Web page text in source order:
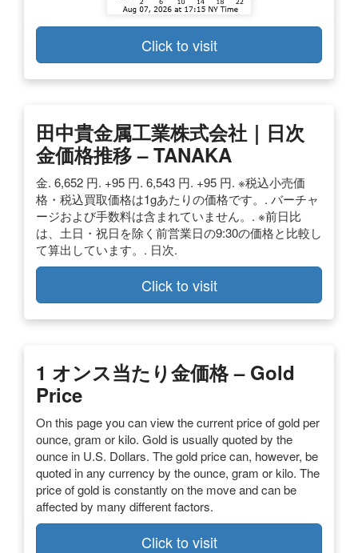
Click to visit
田中貴金属工業株式会社｜日次
金価格推移 – TANAKA
金. 6,652 円. +95 円. 6,543 円. +95 円. ※税込小売価
格・税込買取価格は1gあたりの価格です。. バーチャ
ージおよび手数料は含まれていません。. ※前日比
は、土日・祝日を除く前営業日の9:30の価格と比較し
て算出しています。. 日次.
Click to visit
1 オンス当たり金価格 – Gold
Price
On this page you can view the current price of gold per
ounce, gram or kilo. Gold is usually quoted by the
ounce in U.S. Dollars. The gold price can, however, be
quoted in any currency by the ounce, gram or kilo. The
price of gold is constantly on the move and can be
affected by many different factors.
Click to visit